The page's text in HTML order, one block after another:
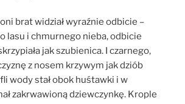
brat widział wyraźnie odbicie –
lasu i chmurnego nieba, odbicie
jak szubienica. I czarnego,
z nosem krzywym jak dziób
wody stał obok huśtawki i w
zakrwawioną dziewczynkę. Krople